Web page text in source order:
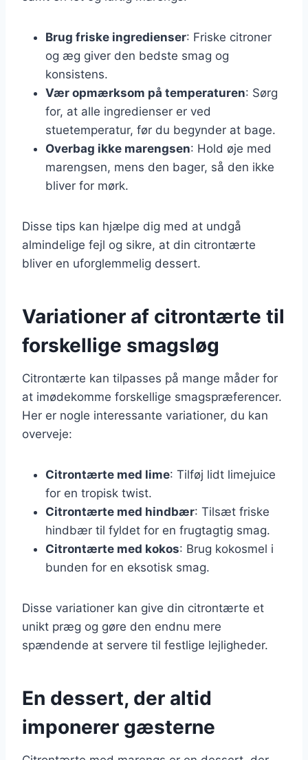
Brug friske ingredienser: Friske citroner
og æg giver den bedste smag og
konsistens.
Vær opmærksom på temperaturen: Sørg
for, at alle ingredienser er ved
stuetemperatur, før du begynder at bage.
Overbag ikke marengsen: Hold øje med
marengsen, mens den bager, så den ikke
bliver for mørk.
Disse tips kan hjælpe dig med at undgå
almindelige fejl og sikre, at din citrontærte
bliver en uforglemmelig dessert.
Variationer af citrontærte til
forskellige smagsløg
Citrontærte kan tilpasses på mange måder for
at imødekomme forskellige smagspræferencer.
Her er nogle interessante variationer, du kan
overveje:
Citrontærte med lime: Tilføj lidt limejuice
for en tropisk twist.
Citrontærte med hindbær: Tilsæt friske
hindbær til fyldet for en frugtagtig smag.
Citrontærte med kokos: Brug kokosmel i
bunden for en eksotisk smag.
Disse variationer kan give din citrontærte et
unikt præg og gøre den endnu mere
spændende at servere til festlige lejligheder.
En dessert, der altid
imponerer gæsterne